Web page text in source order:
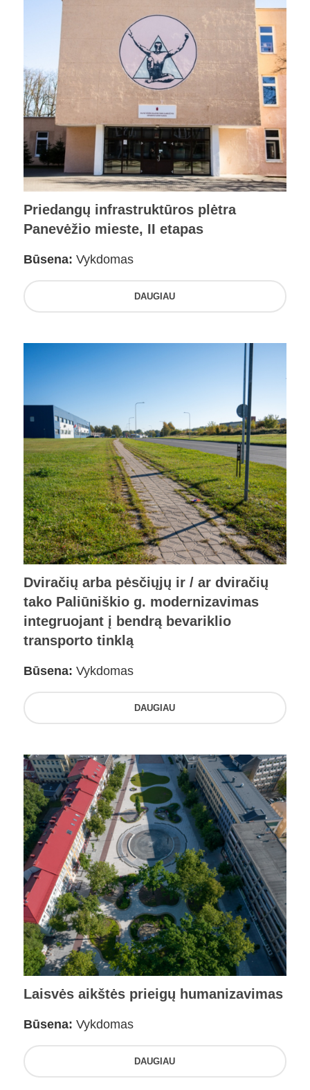
Priedangų infrastruktūros plėtra
Panevėžio mieste, II etapas
Būsena: Vykdomas
DAUGIAU
Dviračių arba pėsčiųjų ir / ar dviračių
tako Paliūniškio g. modernizavimas
integruojant į bendrą bevariklio
transporto tinklą
Būsena: Vykdomas
DAUGIAU
Laisvės aikštės prieigų humanizavimas
Būsena: Vykdomas
DAUGIAU